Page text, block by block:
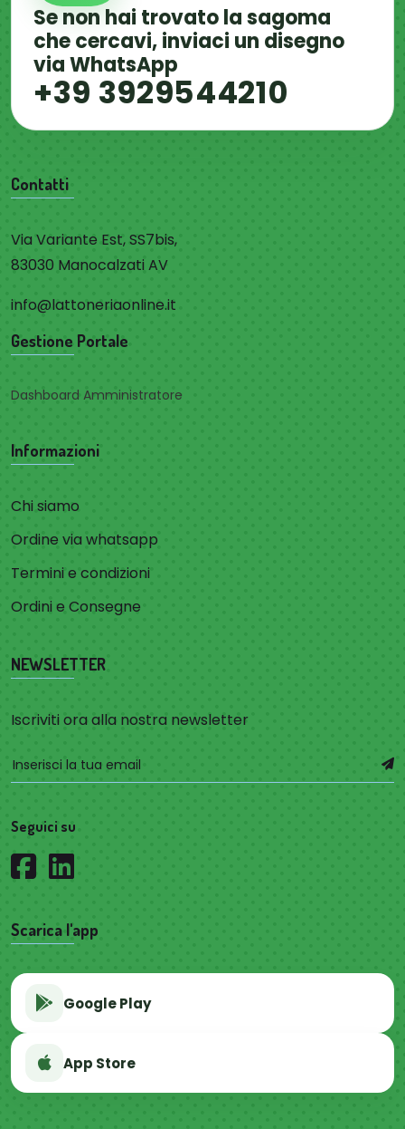
Se non hai trovato la sagoma
che cercavi, inviaci un disegno
via WhatsApp
+39 3929544210
Contatti
Via Variante Est, SS7bis,
83030 Manocalzati AV
info@lattoneriaonline.it
Gestione Portale
Dashboard Amministratore
Informazioni
Chi siamo
Ordine via whatsapp
Termini e condizioni
Ordini e Consegne
NEWSLETTER
Iscriviti ora alla nostra newsletter
Seguici su
Scarica l'app
Google Play
App Store